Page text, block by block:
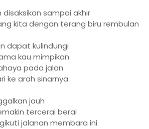
sampai akhir
kita dengan terang biru rembulan
dapat kulindungi
kau mimpikan
pada jalan
ke arah sinarnya
jauh
tercerai berai
jalanan membara ini